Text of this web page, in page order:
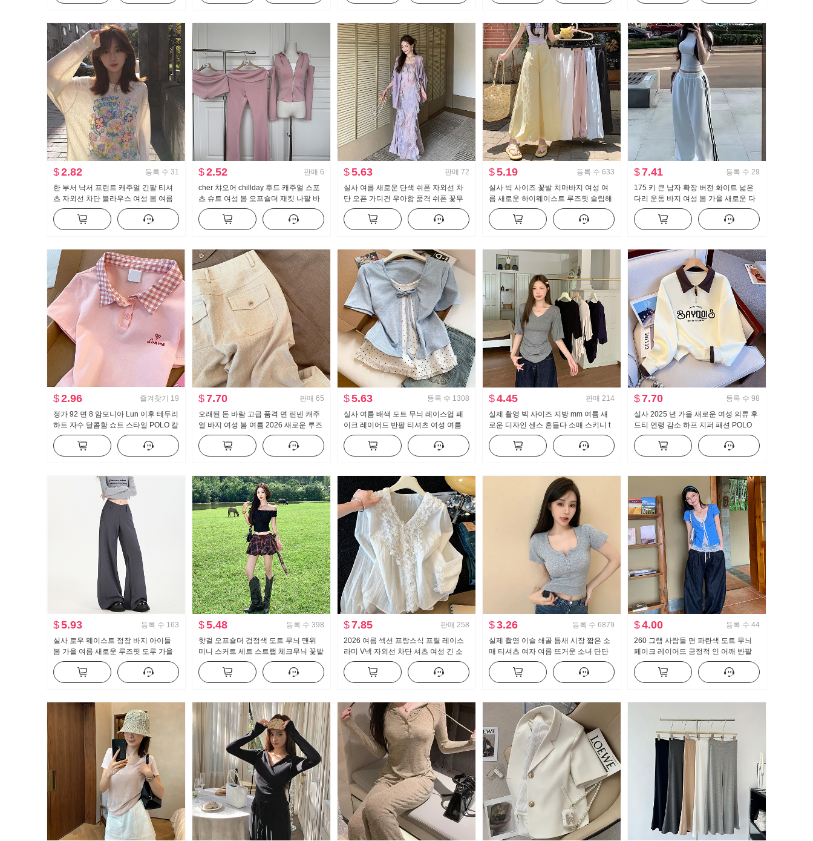
$2.82 등록 수 31
한 부서 낙서 프린트 캐주얼 긴팔 티셔
츠 자외선 차단 블라우스 여성 봄 여름
루즈핏 느긋한 차가운 센스 라운드 넥
맨위
$2.52 판매 6
cher 챠오어 chillday 후드 캐주얼 스포
츠 슈트 여성 봄 오프숄더 재킷 나팔 바
지 3종 세트
$5.63 판매 72
실사 여름 새로운 단색 쉬폰 자외선 차
단 오픈 가디건 우아함 품격 쉬폰 꽃무
늬 여성 드레스 투피스 세트
$5.19 등록 수 633
실사 빅 사이즈 꽃밭 치마바지 여성 여
름 새로운 하이웨이스트 루즈핏 슬림해
보이는 도루 센스 배기 바지 캐주얼 와
이드 레그 팬츠
$7.41 등록 수 29
175 키 큰 남자 확장 버전 화이트 넓은
다리 운동 바지 여성 봄 가을 새로운 다
용도 스트라이프 캐주얼 바닥 청소 바지
$2.96 즐겨찾기 19
정가 92 면 8 암모니아 Lun 이후 테두리
하트 자수 달콤함 쇼트 스타일 POLO 칼
라 티셔츠 몸매 가꾸기 작은 키 트렌디
$7.70 판매 65
오래된 돈 바람 고급 품격 면 린넨 캐주
얼 바지 여성 봄 여름 2026 새로운 루즈
핏 슬림해 보이는 얇고 가벼운 스트레이
트 팬츠
$5.63 등록 수 1308
실사 여름 배색 도트 무늬 레이스업 페
이크 레이어드 반팔 티셔츠 여성 여름
새로운 달콤한 스타일 작은 대중 맨위
$4.45 판매 214
실제 촬영 빅 사이즈 지방 mm 여름 새
로운 디자인 센스 흔들다 소매 스키니 t
캐주얼 슬림해 보이는 몸매 가꾸기 만나
는 맨위
$7.70 등록 수 98
실사 2025 년 가을 새로운 여성 의류 후
드티 연령 감소 하프 지퍼 패션 POLO
칼라 캐주얼 다용도 슬림해 보이는
$5.93 등록 수 163
실사 로우 웨이스트 정장 바지 아이들
봄 가을 여름 새로운 루즈핏 도루 가을
센스 bf 느긋한 캐주얼 부츠컷 와이드 레
그 팬츠
$5.48 등록 수 398
핫걸 오프숄더 검정색 도트 무늬 맨위
미니 스커트 세트 스트랩 체크무늬 꽃밭
반신 스커트 레트로 체크 스커트
$7.85 판매 258
2026 여름 섹션 프랑스식 프릴 레이스
라미 V넥 자외선 차단 셔츠 여성 긴 소
매 루즈핏 디자인 센스 켜기
$3.26 등록 수 6879
실제 촬영 이슬 쇄골 틈새 시장 짧은 소
매 티셔츠 여자 여름 뜨거운 소녀 단단
한 새로운 버튼 디자인 센스 짧은 단락
맨위
$4.00 등록 수 44
260 그램 사람들 면 파란색 도트 무늬
페이크 레이어드 긍정적 인 어깨 반팔
여성 티셔츠 여름 순수한 욕망 핫걸 몸
매 가꾸기 레이스 맨위